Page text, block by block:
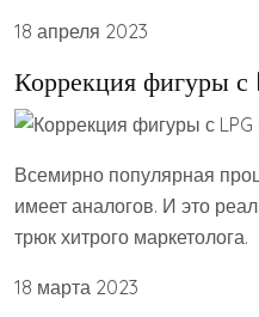
18 апреля 2023
Коррекция фигуры с
Всемирно популярная
имеет аналогов. И это
трюк хитрого маркетолога.
18 марта 2023